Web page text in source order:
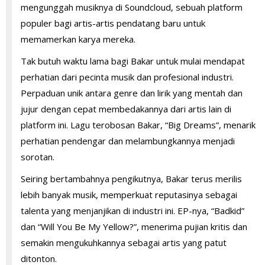
mengunggah musiknya di Soundcloud, sebuah platform
populer bagi artis-artis pendatang baru untuk
memamerkan karya mereka.
Tak butuh waktu lama bagi Bakar untuk mulai mendapat
perhatian dari pecinta musik dan profesional industri.
Perpaduan unik antara genre dan lirik yang mentah dan
jujur ​​dengan cepat membedakannya dari artis lain di
platform ini. Lagu terobosan Bakar, “Big Dreams”, menarik
perhatian pendengar dan melambungkannya menjadi
sorotan.
Seiring bertambahnya pengikutnya, Bakar terus merilis
lebih banyak musik, memperkuat reputasinya sebagai
talenta yang menjanjikan di industri ini. EP-nya, “Badkid”
dan “Will You Be My Yellow?”, menerima pujian kritis dan
semakin mengukuhkannya sebagai artis yang patut
ditonton.